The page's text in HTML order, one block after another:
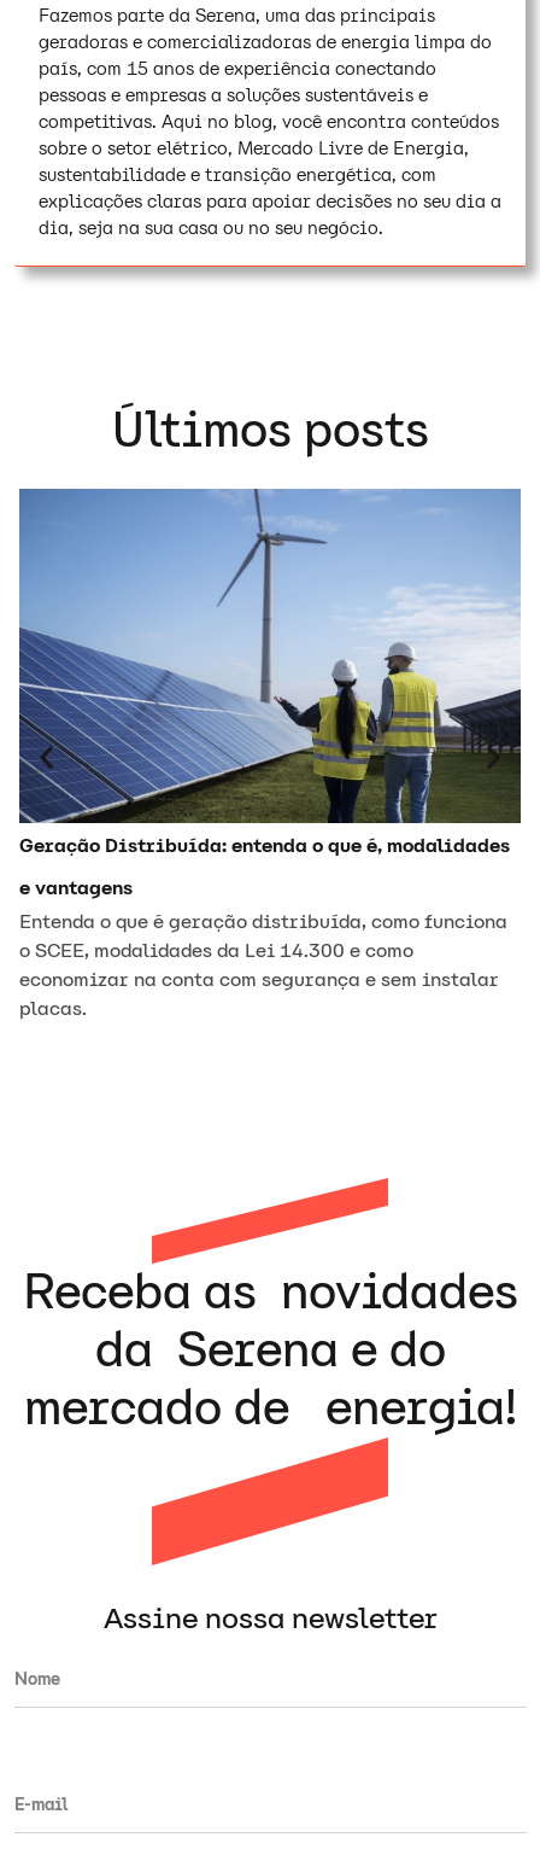
Fazemos parte da Serena, uma das principais
geradoras e comercializadoras de energia limpa do
país, com 15 anos de experiência conectando
pessoas e empresas a soluções sustentáveis e
competitivas. Aqui no blog, você encontra conteúdos
sobre o setor elétrico, Mercado Livre de Energia,
sustentabilidade e transição energética, com
explicações claras para apoiar decisões no seu dia a
dia, seja na sua casa ou no seu negócio.
Últimos posts
Geração Distribuída: entenda o que é, modalidades
e vantagens
Entenda o que é geração distribuída, como funciona
o SCEE, modalidades da Lei 14.300 e como
economizar na conta com segurança e sem instalar
placas.
Receba as novidades
da Serena e do
mercado de energia!
Assine nossa newsletter